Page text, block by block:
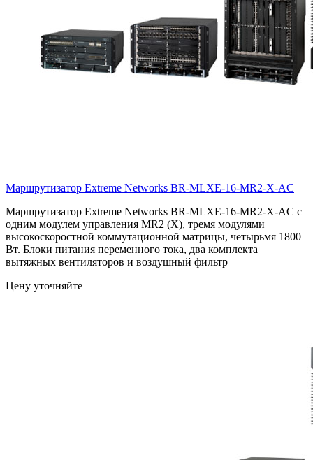
Маршрутизатор Extreme Networks BR-MLXE-16-MR2-X-AC
Маршрутизатор Extreme Networks BR-MLXE-16-MR2-X-AC с
одним модулем управления MR2 (X), тремя модулями
высокоскоростной коммутационной матрицы, четырьмя 1800
Вт. Блоки питания переменного тока, два комплекта
вытяжных вентиляторов и воздушный фильтр
Цену уточняйте